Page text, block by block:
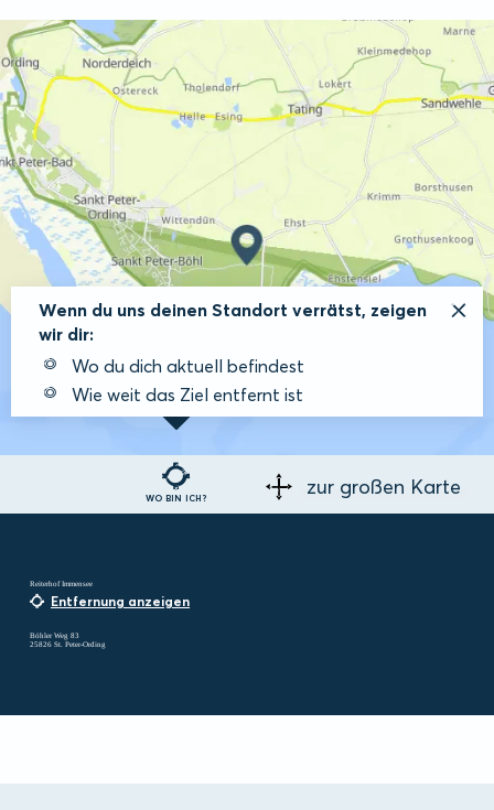
WO BIN ICH?
Wenn du uns deinen Standort verrätst, zeigen
wir dir:
Wo du dich aktuell befindest
Wie weit das Ziel entfernt ist
zur großen Karte
Reiterhof Immensee
Entfernung anzeigen
Böhler Weg 83
25826 St. Peter-Ording